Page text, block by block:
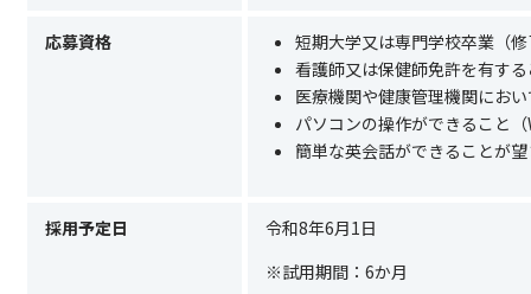
応募資格
短期大学又は専門学校卒業（
看護師又は保健師免許を有す
医療機関や健康管理機関にお
パソコンの操作ができること
簡単な英会話ができることが
採用予定日 令和8年6月1日
※試用期間： 6か月